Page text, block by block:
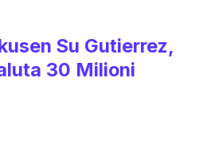
Su Gutierrez,
30 Milioni